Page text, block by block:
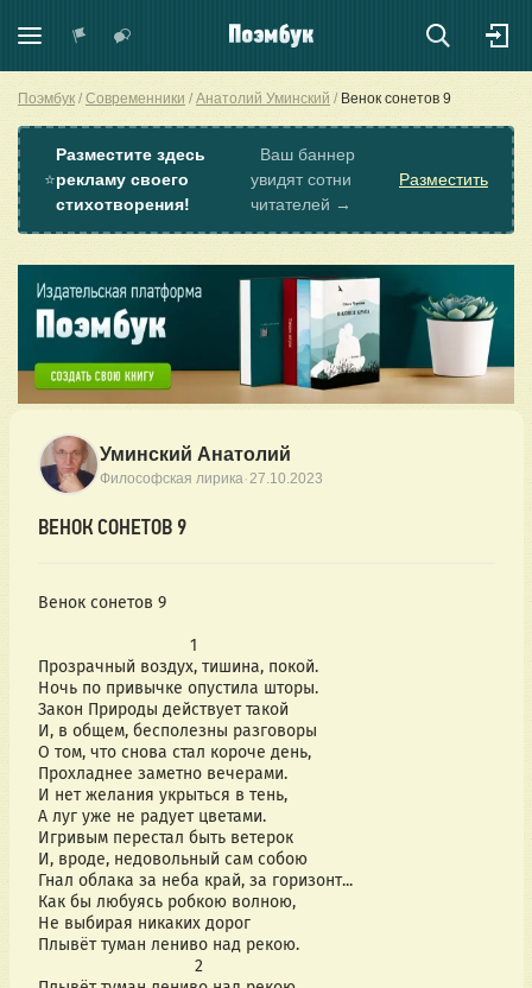
Поэмбук Современники Анатолий Уминский Венок сонетов 9
⭐
Разместите здесь
рекламу своего
стихотворения!
Ваш баннер
увидят сотни
читателей →
Разместить
Уминский Анатолий
Философская лирика·27.10.2023
ВЕНОК СОНЕТОВ 9
Венок сонетов 9
                                1
Прозрачный воздух, тишина, покой.
Ночь по привычке опустила шторы.
Закон Природы действует такой
И, в общем, бесполезны разговоры
О том, что снова стал короче день,
Прохладнее заметно вечерами.
И нет желания укрыться в тень,
А луг уже не радует цветами.
Игривым перестал быть ветерок
И, вроде, недовольный сам собою
Гнал облака за неба край, за горизонт...
Как бы любуясь робкою волною,
Не выбирая никаких дорог
Плывёт туман лениво над рекою.
                                 2